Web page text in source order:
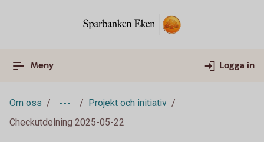
Meny Logga in
Om oss
Projekt och initiativ
Checkutdelning 2025-05-22